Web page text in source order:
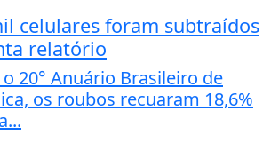
celulares foram subtraídos
relatório
20° Anuário Brasileiro de
os roubos recuaram 18,6%